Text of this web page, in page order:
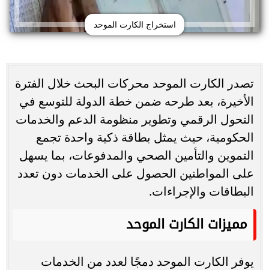
استخراج الكارت الموحد
تصدر الكارت الموحد محركات البحث خلال الفترة
الأخيرة، بعد طرحه ضمن خطة الدولة للتوسع في
التحول الرقمي وتطوير منظومة الدعم والخدمات
الحكومية، حيث يمثل بطاقة ذكية واحدة تجمع
التموين والتأمين الصحي والمدفوعات، بما يسهل
على المواطنين الحصول على الخدمات دون تعدد
البطاقات والإجراءات.
مميزات الكارت الموحد
يوفر الكارت الموحد دمجًا لعدد من الخدمات